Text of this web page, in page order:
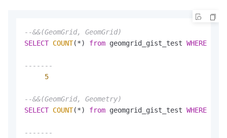
--&&(GeomGrid, GeomGrid)
SELECT COUNT(*) from geomgrid_gist_test WHERE
-------
5
--&&(GeomGrid, Geometry)
SELECT COUNT(*) from geomgrid_gist_test WHERE
-------